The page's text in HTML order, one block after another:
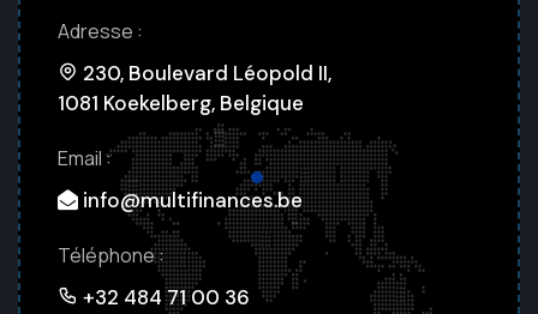
Adresse :
230, Boulevard Léopold II,
1081 Koekelberg, Belgique
Email :
info@multifinances.be
Téléphone :
+32 484 71 00 36